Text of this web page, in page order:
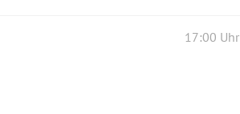
17:00 Uhr